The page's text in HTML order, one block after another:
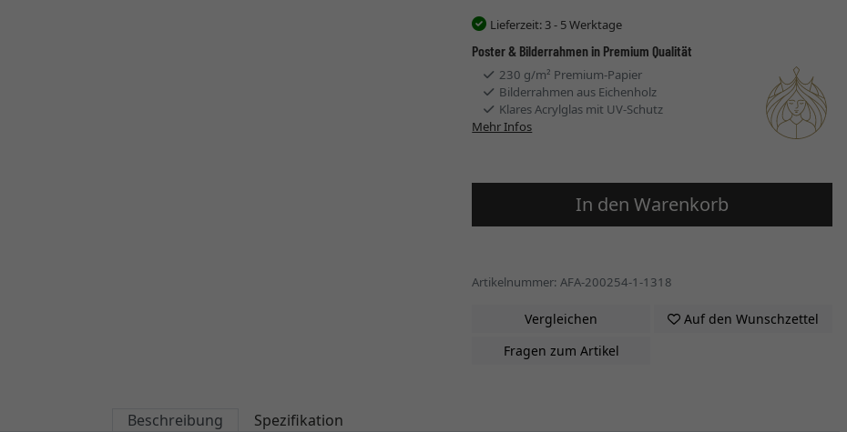
Lieferzeit: 3 - 5 Werktage
Poster & Bilderrahmen in Premium Qualität
230 g/m² Premium-Papier
Bilderrahmen aus Eichenholz
Klares Acrylglas mit UV-Schutz
Mehr Infos
In den Warenkorb
Artikelnummer: AFA-200254-1-1318
Vergleichen
Auf den Wunschzettel
Fragen zum Artikel
Beschreibung Spezifikation